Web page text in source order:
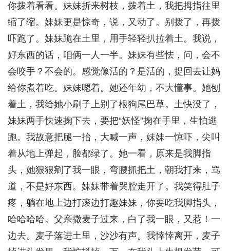
你拨着看看。妹妹折来树枝，拨着土，我把拇指往里
缩了缩。妹妹更是惊奇，说，又动了。别拨了，再拨
吓跑了。妹妹跪在土里，用手轻轻扒拉着土。我说，
好东西的话，咱俩一人一半。妹妹有些怯，问，会不
会咬手？不会的。感觉像活的？是活的，捉回去让妈
给你煮着吃。妹妹嗯着。她还年幼，不大懂事。她刨
着土，我给她小刷子上别了根狗尾巴草。土快没了，
妹妹两手快速掬下去，要把“妖怪”掬在手里，生怕逃
跑。我故意把腿一抬，大喊一声，妹妹一惊吓，尖叫
着从地上弹起，脸都绿了。她一看，原来是我脚指
头，她狠狠剜了我一眼，弯腰抓把土，朝我打来，骂
道，不是好东西。妹妹带着哭腔走开了。我笑得肚子
疼，躺在地上边打滚边打趣妹妹，你要吃我脚指头，
哈哈哈哈。父亲撒麦子过来，白了我一眼，又惹！一
边去。麦子落进土里，沙沙有声。我悻悻离开，麦子